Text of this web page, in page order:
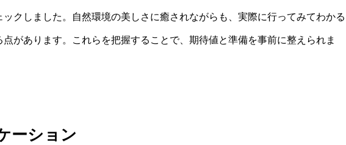
クしました。自然環境の美しさに癒されながらも、実際に行ってみてわかる
があります。これらを把握することで、期待値と準備を事前に整えられま
ーション